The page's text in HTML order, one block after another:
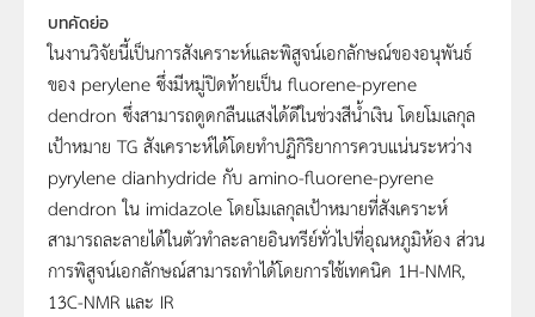
บทคัดย่อ
ในงานวิจัยนี้เป็นการสังเคราะห์และพิสูจน์เอกลักษณ์ของอนุพันธ์
ของ perylene ซึ่งมีหมู่ปิดท้ายเป็น fluorene-pyrene
dendron ซึ่งสามารถดูดกลืนแสงได้ดีในช่วงสีน้ำเงิน โดยโมเลกุล
เป้าหมาย TG สังเคราะห์ได้โดยทำปฏิกิริยาการควบแน่นระหว่าง
pyrylene dianhydride กับ amino-fluorene-pyrene
dendron ใน imidazole โดยโมเลกุลเป้าหมายที่สังเคราะห์
สามารถละลายได้ในตัวทำละลายอินทรีย์ทั่วไปที่อุณหภูมิห้อง ส่วน
การพิสูจน์เอกลักษณ์สามารถทำได้โดยการใช้เทคนิค 1H-NMR,
13C-NMR และ IR